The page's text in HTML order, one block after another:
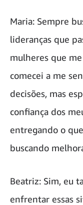
Maria: Sempre
lideranças que
mulheres que
comecei a me
decisões, mas
confiança dos
entregando o
buscando
Beatriz: Sim, eu
enfrentar essas